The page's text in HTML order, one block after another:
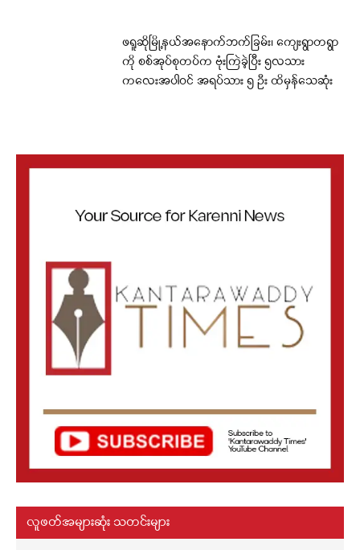
ဖရူဆိုမြို့နယ်အနောက်ဘက်ခြမ်း၊ ကျေးရွာတရွာ
ကို စစ်အုပ်စုတပ်က ဗုံးကြဲခဲ့ပြီး ၅လသား
ကလေးအပါဝင် အရပ်သား ၅ ဦး ထိမှန်သေဆုံး
လူဖတ်အများဆုံး သတင်းများ